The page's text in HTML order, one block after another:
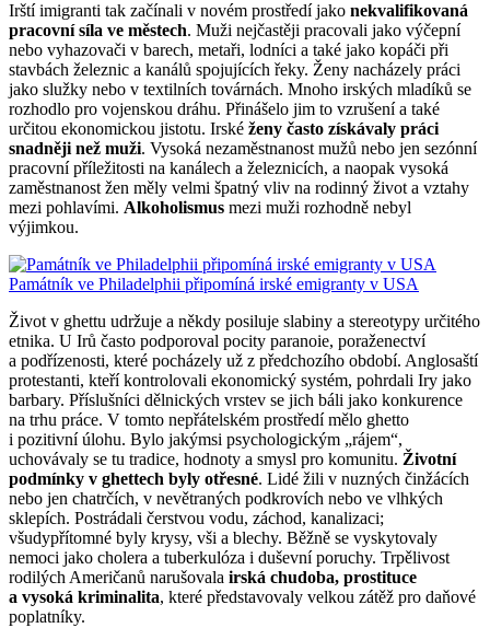
Irští imigranti tak začínali v novém prostředí jako nekvalifikovaná
pracovní síla ve městech. Muži nejčastěji pracovali jako výčepní
nebo vyhazovači v barech, metaři, lodníci a také jako kopáči při
stavbách železnic a kanálů spojujících řeky. Ženy nacházely práci
jako služky nebo v textilních továrnách. Mnoho irských mladíků se
rozhodlo pro vojenskou dráhu. Přinášelo jim to vzrušení a také
určitou ekonomickou jistotu. Irské ženy často získávaly práci
snadněji než muži. Vysoká nezaměstnanost mužů nebo jen sezónní
pracovní příležitosti na kanálech a železnicích, a naopak vysoká
zaměstnanost žen měly velmi špatný vliv na rodinný život a vztahy
mezi pohlavími. Alkoholismus mezi muži rozhodně nebyl
výjimkou.
Památník ve Philadelphii připomíná irské emigranty v USA
Život v ghettu udržuje a někdy posiluje slabiny a stereotypy určitého
etnika. U Irů často podporoval pocity paranoie, poraženectví
a podřízenosti, které pocházely už z předchozího období. Anglosaští
protestanti, kteří kontrolovali ekonomický systém, pohrdali Iry jako
barbary. Příslušníci dělnických vrstev se jich báli jako konkurence
na trhu práce. V tomto nepřátelském prostředí mělo ghetto
i pozitivní úlohu. Bylo jakýmsi psychologickým „rájem“,
uchovávaly se tu tradice, hodnoty a smysl pro komunitu. Životní
podmínky v ghettech byly otřesné. Lidé žili v nuzných činžácích
nebo jen chatrčích, v nevětraných podkrovích nebo ve vlhkých
sklepích. Postrádali čerstvou vodu, záchod, kanalizaci;
všudypřítomné byly krysy, vši a blechy. Běžně se vyskytovaly
nemoci jako cholera a tuberkulóza i duševní poruchy. Trpělivost
rodilých Američanů narušovala irská chudoba, prostituce
a vysoká kriminalita, které představovaly velkou zátěž pro daňové
poplatníky.